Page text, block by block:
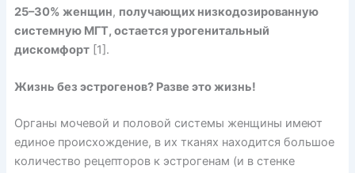
25–30% женщин, получающих низкодозированную
системную МГТ, остается урогенитальный
дискомфорт[1].
Жизнь без эстрогенов? Разве это жизнь!
Органы мочевой и половой системы женщины имеют
единое происхождение, в их тканях находится большое
количество рецепторов к эстрогенам (и в стенке